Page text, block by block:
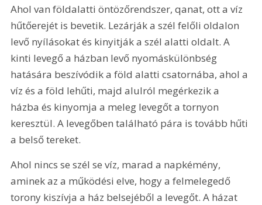
Ahol van földalatti öntözőrendszer, qanat, ott a víz
hűtőerejét is bevetik. Lezárják a szél felőli oldalon
levő nyílásokat és kinyitják a szél alatti oldalt. A
kinti levegő a házban levő nyomáskülönbség
hatására beszívódik a föld alatti csatornába, ahol a
víz és a föld lehűti, majd alulról megérkezik a
házba és kinyomja a meleg levegőt a tornyon
keresztül. A levegőben található pára is tovább hűti
a belső tereket.
Ahol nincs se szél se víz, marad a napkémény,
aminek az a működési elve, hogy a felmelegedő
torony kiszívja a ház belsejéből a levegőt. A házat